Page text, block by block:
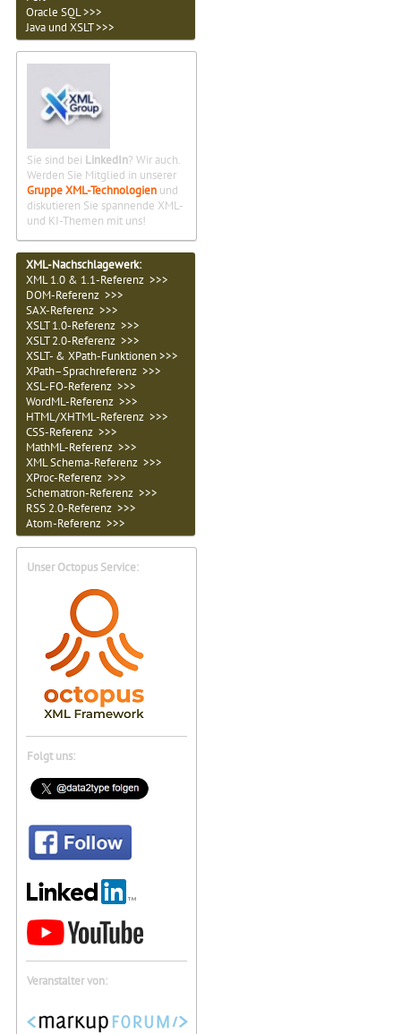
Oracle SQL >>>
Java und XSLT >>>
Sie sind bei LinkedIn? Wir auch.
Werden Sie Mitglied in unserer
Gruppe XML-Technologien und
diskutieren Sie spannende XML-
und KI-Themen mit uns!
XML-Nachschlagewerk:
XML 1.0 & 1.1-Referenz >>>
DOM-Referenz >>>
SAX-Referenz >>>
XSLT 1.0-Referenz >>>
XSLT 2.0-Referenz >>>
XSLT- & XPath-Funktionen >>>
XPath–Sprachreferenz >>>
XSL-FO-Referenz >>>
WordML-Referenz >>>
HTML/XHTML-Referenz >>>
CSS-Referenz >>>
MathML-Referenz >>>
XML Schema-Referenz >>>
XProc-Referenz >>>
Schematron-Referenz >>>
RSS 2.0-Referenz >>>
Atom-Referenz >>>
Unser Octopus Service:
Folgt uns:
Veranstalter von: